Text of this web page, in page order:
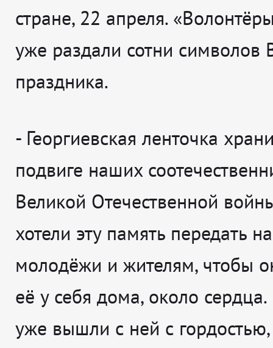
стране, 22 апреля.
уже раздали сотни символов
праздника.
- Георгиевская ленточка
подвиге наших
Великой Отечественной
хотели эту память передать
молодёжи и жителям, чтобы
её у себя дома, около
уже вышли с ней с гордостью